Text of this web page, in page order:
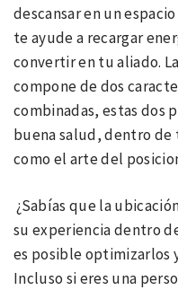
descansar en un
te ayude a recargar
convertir en tu aliado.
compone de dos
combinadas, estas dos
buena salud, dentro de
como el arte del
¿Sabías que la
su experiencia dentro
es posible optimizarlos
Incluso si eres una